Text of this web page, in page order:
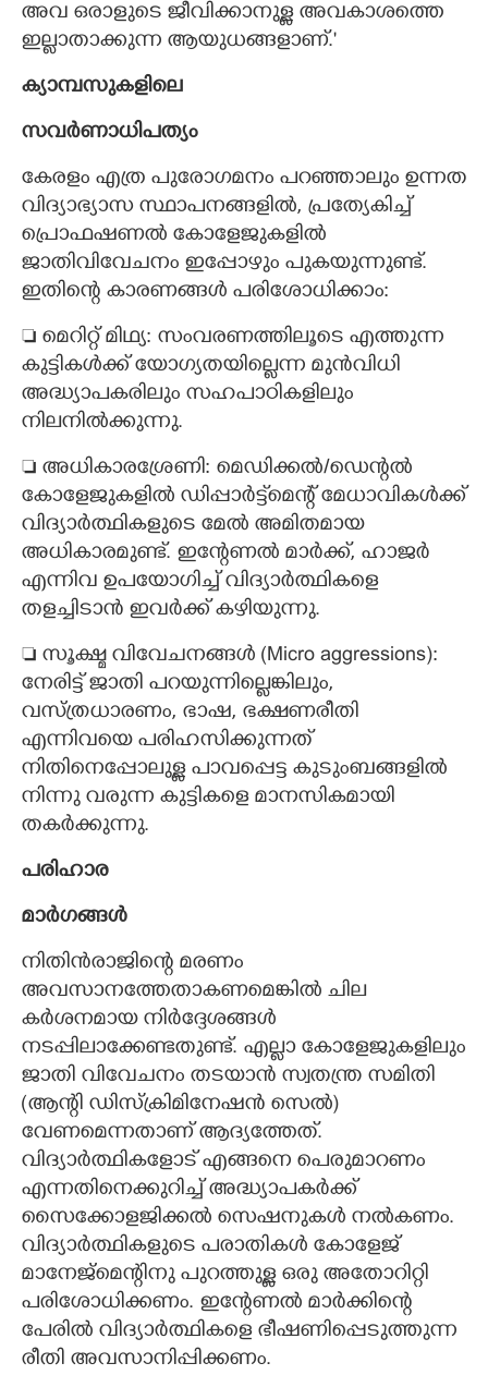
അവ ഒരാളുടെ ജീവിക്കാനുള്ള അവകാശത്തെ
ഇല്ലാതാക്കുന്ന ആയുധങ്ങളാണ്."
ക്യാമ്പസുകളിലെ
സവർണാധിപത്യം
​കേരളം എത്ര പുരോഗമനം പറഞ്ഞാലും ഉന്നത
വിദ്യാഭ്യാസ സ്ഥാപനങ്ങളിൽ, പ്രത്യേകിച്ച്
പ്രൊഫഷണൽ കോളേജുകളിൽ
ജാതിവിവേചനം ഇപ്പോഴും പുകയുന്നുണ്ട്.
ഇതിന്റെ കാരണങ്ങൾ പരിശോധിക്കാം:
 ​മെറിറ്റ് മിഥ്യ: സംവരണത്തിലൂടെ എത്തുന്ന
കുട്ടികൾക്ക് യോഗ്യതയില്ലെന്ന മുൻവിധി
അദ്ധ്യാപകരിലും സഹപാഠികളിലും
നിലനിൽക്കുന്നു.
 ​അധികാരശ്രേണി: മെഡിക്കൽ/ഡെന്റൽ
കോളേജുകളിൽ ഡിപ്പാർട്ട്മെന്റ് മേധാവികൾക്ക്
വിദ്യാർത്ഥികളുടെ മേൽ അമിതമായ
അധികാരമുണ്ട്. ഇന്റേണൽ മാർക്ക്, ഹാജർ
എന്നിവ ഉപയോഗിച്ച് വിദ്യാർത്ഥികളെ
തളച്ചിടാൻ ഇവർക്ക് കഴിയുന്നു.
 ​സൂക്ഷ്മ വിവേചനങ്ങൾ (Micro aggressions):
നേരിട്ട് ജാതി പറയുന്നില്ലെങ്കിലും,
വസ്ത്രധാരണം, ഭാഷ, ഭക്ഷണരീതി
എന്നിവയെ പരിഹസിക്കുന്നത്
നിതിനെപ്പോലുള്ള പാവപ്പെട്ട കുടുംബങ്ങളിൽ
നിന്നു വരുന്ന കുട്ടികളെ മാനസികമായി
തകർക്കുന്നു.
​പരിഹാര
മാർഗങ്ങൾ
​നിതിൻരാജിന്റെ മരണം
അവസാനത്തേതാകണമെങ്കിൽ ചില
കർശനമായ നിർദ്ദേശങ്ങൾ
നടപ്പിലാക്കേണ്ടതുണ്ട്. എല്ലാ കോളേജുകളിലും
ജാതി വിവേചനം തടയാൻ സ്വതന്ത്ര സമിതി
(ആന്റി ഡിസ്ക്രിമിനേഷൻ സെൽ)​
വേണമെന്നതാണ് ആദ്യത്തേത്.
വിദ്യാർത്ഥികളോട് എങ്ങനെ പെരുമാറണം
എന്നതിനെക്കുറിച്ച് അദ്ധ്യാപകർക്ക്
സൈക്കോളജിക്കൽ സെഷനുകൾ നൽകണം.
വിദ്യാർത്ഥികളുടെ പരാതികൾ കോളേജ്
മാനേജ്മെന്റിനു പുറത്തുള്ള ഒരു അതോറിറ്റി
പരിശോധിക്കണം. ഇന്റേണൽ മാർക്കിന്റെ
പേരിൽ വിദ്യാർത്ഥികളെ ഭീഷണിപ്പെടുത്തുന്ന
രീതി അവസാനിപ്പിക്കണം.